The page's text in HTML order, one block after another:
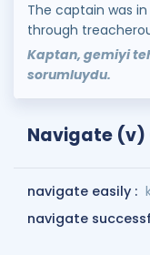
The captain was
through
Kaptan, gemiyi
sorumluydu.
Navigate
navigate easily :
navigate